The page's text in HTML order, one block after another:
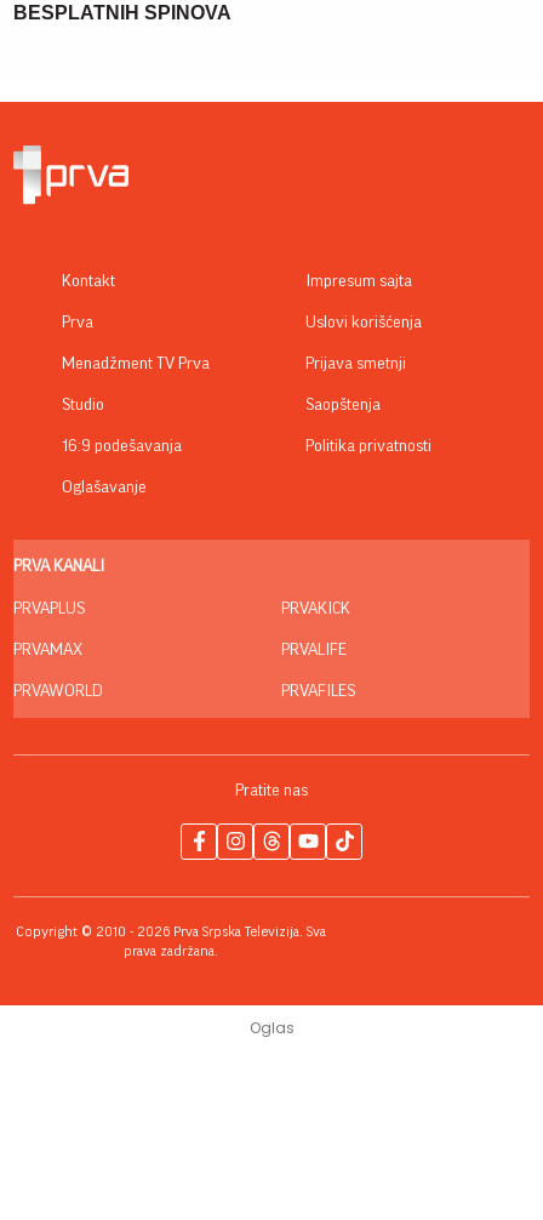
BESPLATNIH SPINOVA
Kontakt
Prva
Menadžment TV Prva
Studio
16:9 podešavanja
Oglašavanje
Impresum sajta
Uslovi korišćenja
Prijava smetnji
Saopštenja
Politika privatnosti
PRVA KANALI
PRVAPLUS
PRVAMAX
PRVAWORLD
PRVAKICK
PRVALIFE
PRVAFILES
Pratite nas
Copyright © 2010 - 2026 Prva Srpska Televizija. Sva
prava zadržana.